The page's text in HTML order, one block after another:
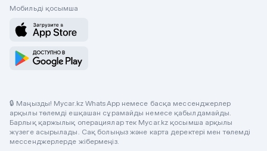
Мобильді қосымша
🔒 Маңызды! Mycar.kz WhatsApp немесе басқа мессенджерлер
арқылы төлемді ешқашан сұрамайды немесе қабылдамайды.
Барлық қаржылық операциялар тек Mycar.kz қосымша арқылы
жүзеге асырылады. Сақ болыңыз және карта деректері мен төлемді
мессенджерлерде жібермеңіз.